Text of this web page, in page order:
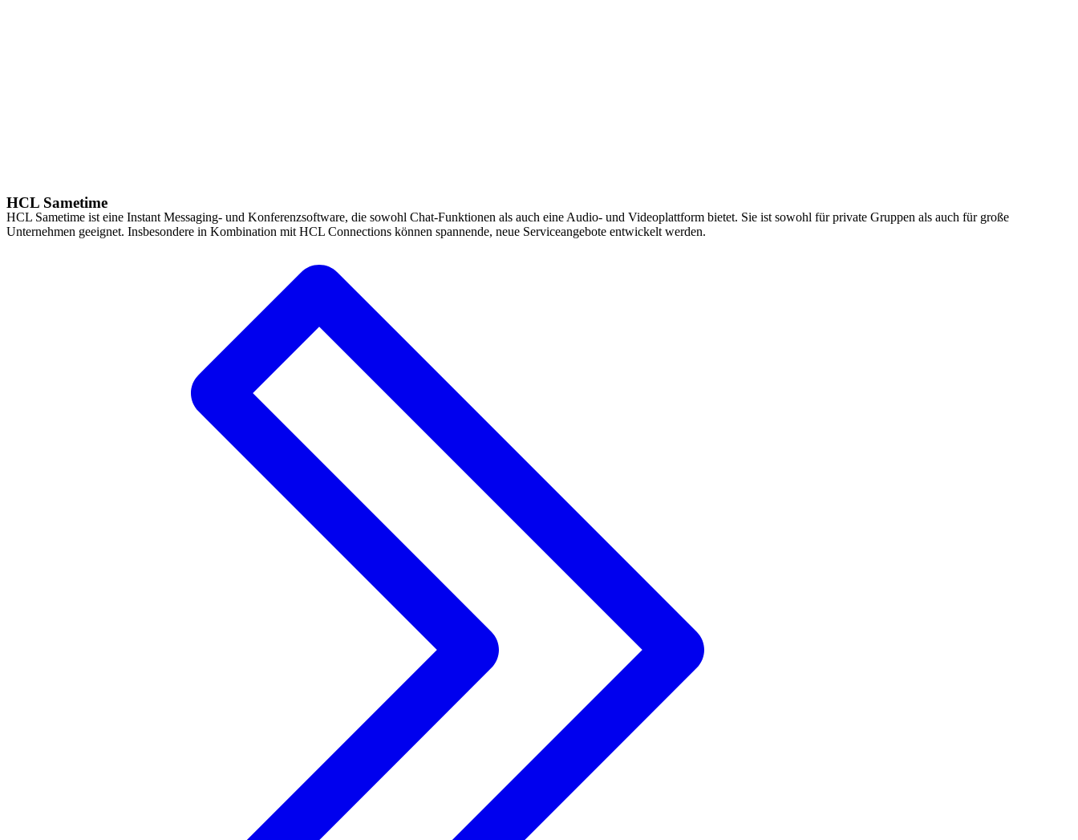
HCL Sametime
HCL Sametime ist eine Instant Messaging- und Konferenzsoftware, die sowohl Chat-Funktionen als auch eine Audio- und Videoplattform bietet. Sie ist sowohl für private Gruppen als auch für große
Unternehmen geeignet. Insbesondere in Kombination mit HCL Connections können spannende, neue Serviceangebote entwickelt werden.